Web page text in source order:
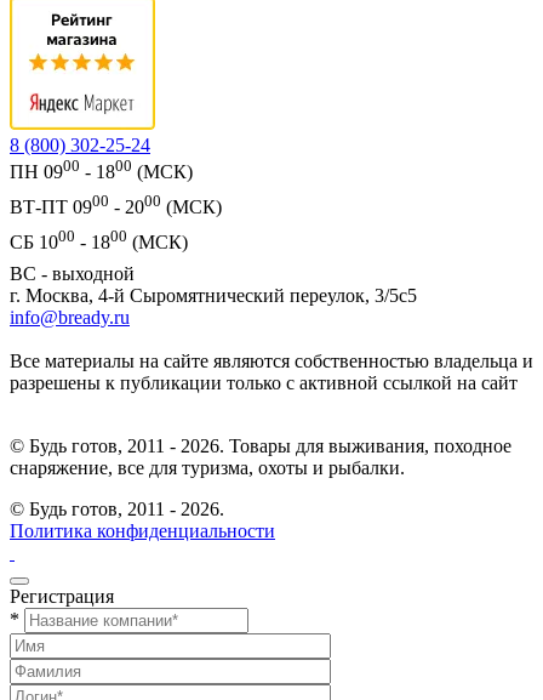
8 (800) 302-25-24
ПН 0900 - 1800 (МСК)
ВТ-ПТ 0900 - 2000 (МСК)
СБ 1000 - 1800 (МСК)
ВС - выходной
г. Москва, 4-й Сыромятнический переулок, 3/5с5
info@bready.ru
Все материалы на сайте являются собственностью владельца и
разрешены к публикации только с активной ссылкой на сайт
© Будь готов, 2011 - 2026. Товары для выживания, походное
снаряжение, все для туризма, охоты и рыбалки.
© Будь готов, 2011 - 2026.
Политика конфиденциальности
Регистрация
*